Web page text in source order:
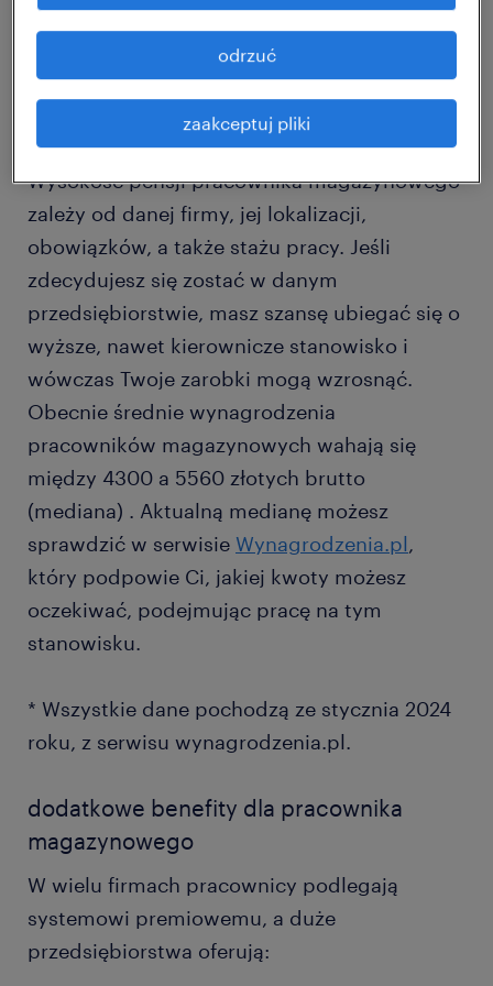
pracownika
magazynowego
Wysokość pensji pracownika magazynowego
zależy od danej firmy, jej lokalizacji,
obowiązków, a także stażu pracy. Jeśli
zdecydujesz się zostać w danym
przedsiębiorstwie, masz szansę ubiegać się o
wyższe, nawet kierownicze stanowisko i
wówczas Twoje zarobki mogą wzrosnąć.
Obecnie średnie wynagrodzenia
pracowników magazynowych wahają się
między 4300 a 5560 złotych brutto
(mediana) . Aktualną medianę możesz
sprawdzić w serwisie Wynagrodzenia.pl,
który podpowie Ci, jakiej kwoty możesz
oczekiwać, podejmując pracę na tym
stanowisku.
* Wszystkie dane pochodzą ze stycznia 2024
roku, z serwisu wynagrodzenia.pl.
dodatkowe benefity dla pracownika
magazynowego
W wielu firmach pracownicy podlegają
systemowi premiowemu, a duże
przedsiębiorstwa oferują:
zaakceptuj pliki
odrzuć